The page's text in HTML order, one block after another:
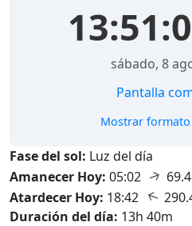
sábado, 8
Pantalla
Mostrar
Fase del sol: Luz del día
Amanecer Hoy: 05:02 ↑
Atardecer Hoy: 18:42 ↑
Duración del día: 13h 40m